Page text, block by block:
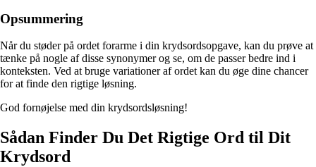
Opsummering
Når du støder på ordet forarme i din krydsordsopgave, kan du prøve at
tænke på nogle af disse synonymer og se, om de passer bedre ind i
konteksten. Ved at bruge variationer af ordet kan du øge dine chancer
for at finde den rigtige løsning.
God fornøjelse med din krydsordsløsning!
Sådan Finder Du Det Rigtige Ord til Dit
Krydsord